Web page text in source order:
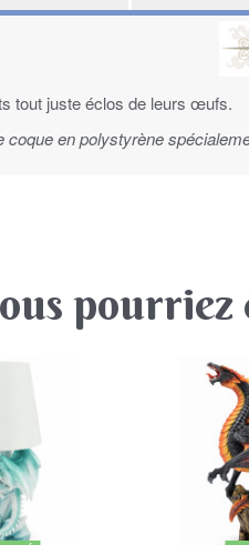
tout juste éclos de leurs œufs.
en polystyrène
pourriez